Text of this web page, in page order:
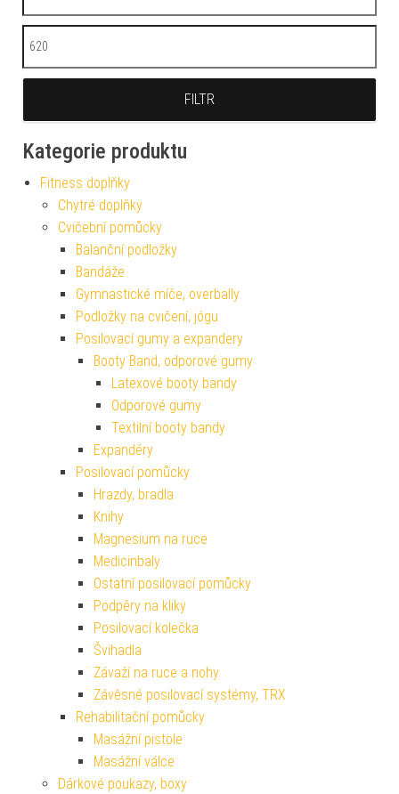
Maximální cena
FILTR
Kategorie produktu
Fitness doplňky
Chytré doplňky
Cvičební pomůcky
Balanční podložky
Bandáže
Gymnastické míče, overbally
Podložky na cvičení, jógu
Posilovací gumy a expandery
Booty Band, odporové gumy
Latexové booty bandy
Odporové gumy
Textilní booty bandy
Expandéry
Posilovací pomůcky
Hrazdy, bradla
Knihy
Magnesium na ruce
Medicinbaly
Ostatní posilovací pomůcky
Podpěry na kliky
Posilovací kolečka
Švihadla
Závaží na ruce a nohy
Závěsné posilovací systémy, TRX
Rehabilitační pomůcky
Masážní pistole
Masážní válce
Dárkové poukazy, boxy